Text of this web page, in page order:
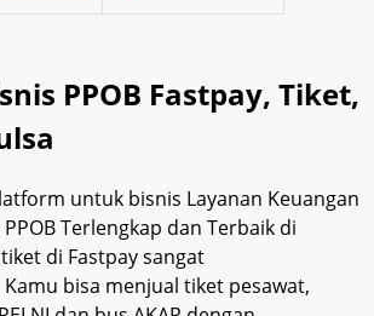
PPOB Fastpay, Tiket,
untuk bisnis Layanan Keuangan
Terlengkap dan Terbaik di
di Fastpay sangat
bisa menjual tiket pesawat,